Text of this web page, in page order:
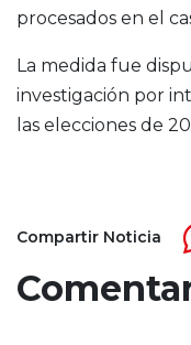
procesados en el
La medida fue
investigación por
las elecciones de
Compartir Noticia